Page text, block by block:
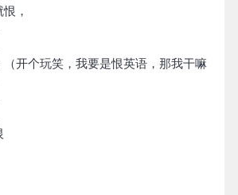
，
（开个玩笑，我要是恨英语，那我干嘛